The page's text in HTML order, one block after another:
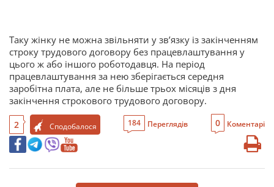
Таку жінку не можна звільняти у зв’язку із закінченням
строку трудового договору без працевлаштування у
цього ж або іншого роботодавця. На період
працевлаштування за нею зберігається середня
заробітна плата, але не більше трьох місяців з дня
закінчення строкового трудового договору.
2 Сподобалося 184 Переглядів 0 Коментарі